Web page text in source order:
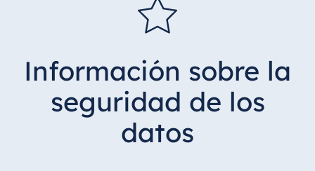
Información sobre la
seguridad de los
datos